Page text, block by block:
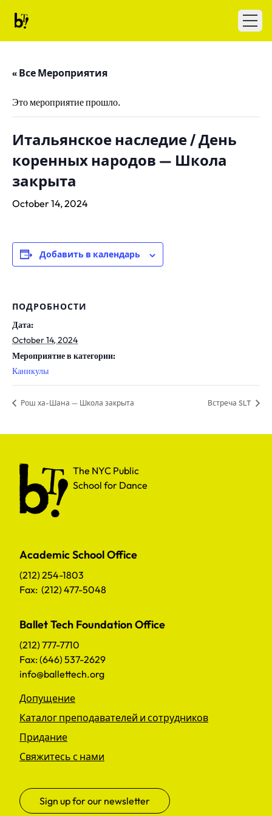
Ballet Tech
« Все Мероприятия
Это мероприятие прошло.
Итальянское наследие / День
коренных народов — Школа
закрыта
October 14, 2024
Добавить в календарь
ПОДРОБНОСТИ
Дата:
October 14, 2024
Мероприятие в категории:
Каникулы
Рош ха-Шана — Школа закрыта Встреча SLT
The NYC Public School for Dance
The NYC Public
School for Dance
Academic School Office
(212) 254-1803
Fax: (212) 477-5048
Ballet Tech Foundation Office
(212) 777-7710
Fax: (646) 537-2629
info@ballettech.org
Допущение
Каталог преподавателей и сотрудников
Придание
Свяжитесь с нами
Sign up for our newsletter